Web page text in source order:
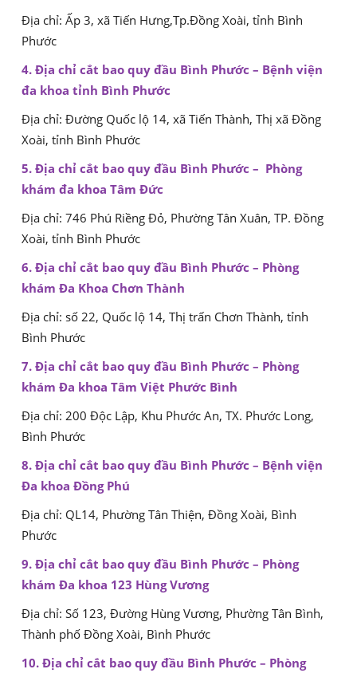
Địa chỉ: Ấp 3, xã Tiến Hưng,Tp.Đồng Xoài, tỉnh Bình
Phước
4. Địa chỉ cắt bao quy đầu Bình Phước – Bệnh viện
đa khoa tỉnh Bình Phước
Địa chỉ: Đường Quốc lộ 14, xã Tiến Thành, Thị xã Đồng
Xoài, tỉnh Bình Phước
5. Địa chỉ cắt bao quy đầu Bình Phước – Phòng
khám đa khoa Tâm Đức
Địa chỉ: 746 Phú Riềng Đỏ, Phường Tân Xuân, TP. Đồng
Xoài, tỉnh Bình Phước
6. Địa chỉ cắt bao quy đầu Bình Phước – Phòng
khám Đa Khoa Chơn Thành
Địa chỉ: số 22, Quốc lộ 14, Thị trấn Chơn Thành, tỉnh
Bình Phước
7. Địa chỉ cắt bao quy đầu Bình Phước – Phòng
khám Đa khoa Tâm Việt Phước Bình
Địa chỉ: 200 Độc Lập, Khu Phước An, TX. Phước Long,
Bình Phước
8. Địa chỉ cắt bao quy đầu Bình Phước – Bệnh viện
Đa khoa Đồng Phú
Địa chỉ: QL14, Phường Tân Thiện, Đồng Xoài, Bình
Phước
9. Địa chỉ cắt bao quy đầu Bình Phước – Phòng
khám Đa khoa 123 Hùng Vương
Địa chỉ: Số 123, Đường Hùng Vương, Phường Tân Bình,
Thành phố Đồng Xoài, Bình Phước
10. Địa chỉ cắt bao quy đầu Bình Phước – Phòng